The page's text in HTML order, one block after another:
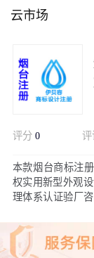
云市场
评分 0 评
本款烟台商标注
权实用新型外观
理体系认证验厂
品，赠品600元
品多商户入驻分